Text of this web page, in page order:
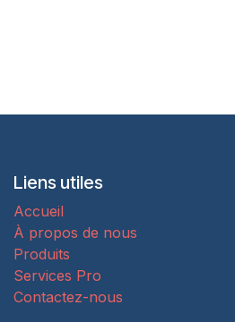
Liens utiles
Accueil
À propos de nous
Produits
Services Pro
Contactez-nous